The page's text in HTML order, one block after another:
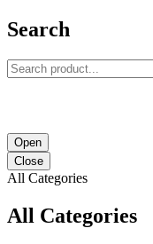
Search
Open
Close
All Categories
All Categories